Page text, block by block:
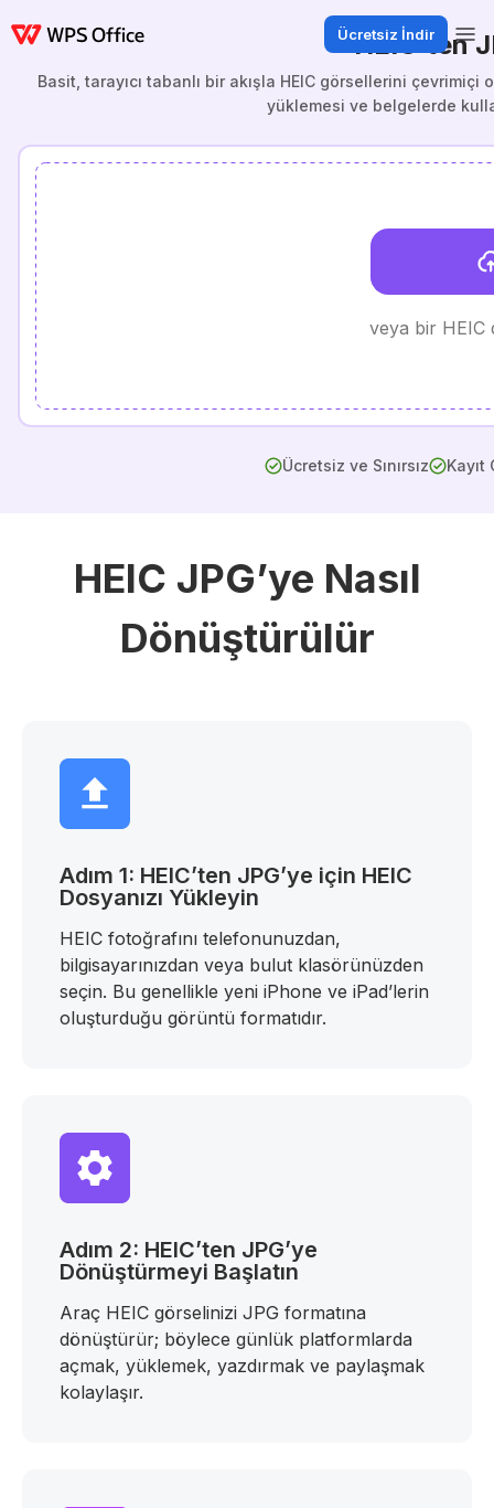
Ücretsiz İndir
HEIC’ten
Basit, tarayıcı tabanlı bir akışla HEIC görsellerini çevrimiçi
yüklemesi ve belgelerde
veya bir HEIC
Ücretsiz ve Sınırsız Kayıt
HEIC JPG’ye Nasıl
Dönüştürülür
Adım 1: HEIC’ten JPG’ye için HEIC
Dosyanızı Yükleyin
HEIC fotoğrafını telefonunuzdan,
bilgisayarınızdan veya bulut klasörünüzden
seçin. Bu genellikle yeni iPhone ve iPad’lerin
oluşturduğu görüntü formatıdır.
Adım 2: HEIC’ten JPG’ye
Dönüştürmeyi Başlatın
Araç HEIC görselinizi JPG formatına
dönüştürür; böylece günlük platformlarda
açmak, yüklemek, yazdırmak ve paylaşmak
kolaylaşır.